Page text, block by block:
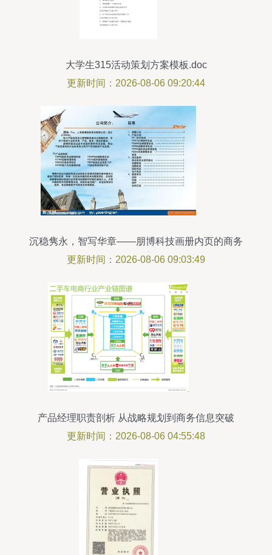
大学生315活动策划方案模板.doc
更新时间：2026-08-06 09:20:44
沉稳隽永，智写华章——朋博科技画册内页的商务
信息咨询美学
更新时间：2026-08-06 09:03:49
产品经理职责剖析 从战略规划到商务信息突破
更新时间：2026-08-06 04:55:48